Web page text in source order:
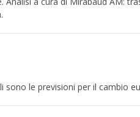
sono le previsioni per il cambio